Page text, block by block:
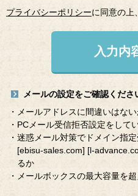
プライバシーポリシーに同意の上
入力内
メールの設定をご確認くださ
・メールアドレスに間違いはな
・PCメール受信拒否設定をして
・迷惑メール対策でドメイン指
[ebisu-sales.com] [l-
るか
・メールボックスの最大容量を